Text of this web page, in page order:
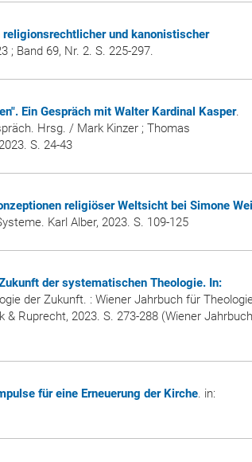
und kanonistischer
; Band 69, Nr. 2. S. 225-297.
Ein Gespräch mit Walter Kardinal Kasper.
Hrsg. / Mark Kinzer ; Thomas
S. 24-43
religiöser Weltsicht bei Simone
Karl Alber, 2023. S. 109-125
der systematischen Theologie. In:
der Zukunft. : Wiener Jahrbuch für
Ruprecht, 2023. S. 273-288 (Wiener Jahrbuch
für eine Erneuerung der Kirche. in: